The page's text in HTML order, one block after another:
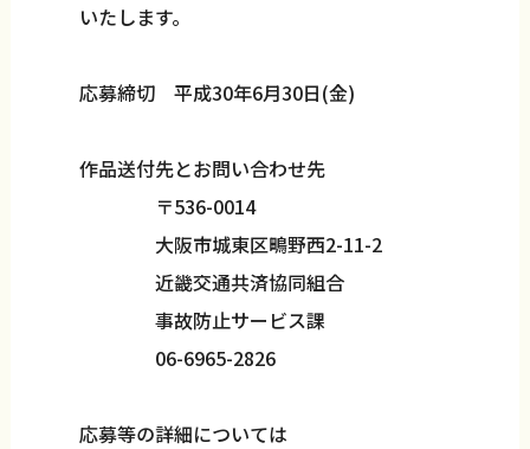
いたします。
応募締切 平成30年6月30日(金)
作品送付先とお問い合わせ先
〒536-0014
大阪市城東区鴫野西2-11-2
近畿交通共済協同組合
事故防止サービス課
06-6965-2826
応募等の詳細については